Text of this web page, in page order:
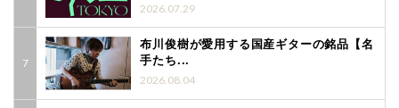
2026.07.29
布川俊樹が愛用する国産ギターの銘品【名
手たち...
2026.08.04